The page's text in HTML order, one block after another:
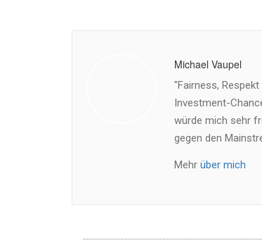
Michael Vaupel
"Fairness,
Investment-
würde mich sehr
gegen den
Mehr über mich